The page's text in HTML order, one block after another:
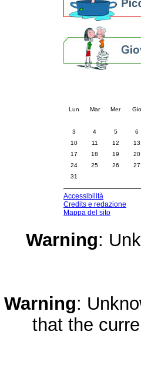
Lun Mar Mer Gio
3
4 5 6
10
11 12 13
17
18 19 20
24
25 26 27
31
Accessibilità
Credits e redazione
Mappa del sito
Warning:
Warning:
that the